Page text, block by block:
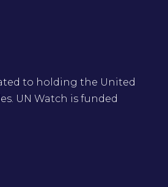
to holding the United
UN Watch is funded